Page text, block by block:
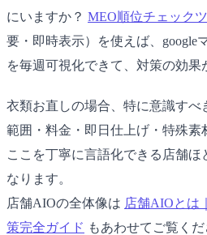
にいますか？ MEO順位チェック
要・即時表示）を使えば、google
を毎週可視化できて、対策の効果
衣類お直しの場合、特に意識す
範囲・料金・即日仕上げ・特殊素
ここを丁寧に言語化できる店舗ほ
なります。
店舗AIOの全体像は 店舗AIOとは
策完全ガイド もあわせてご覧くだ